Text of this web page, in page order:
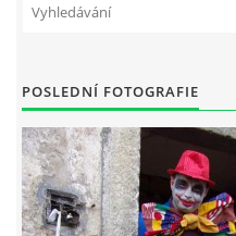
POSLEDNÍ FOTOGRAFIE